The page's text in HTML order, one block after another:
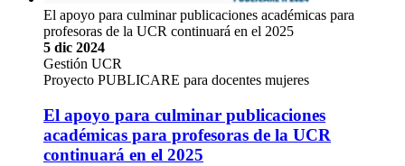
El apoyo para culminar publicaciones académicas para
profesoras de la UCR continuará en el 2025
5 dic 2024
Gestión UCR
Proyecto PUBLICARE para docentes mujeres
El apoyo para culminar publicaciones
académicas para profesoras de la UCR
continuará en el 2025